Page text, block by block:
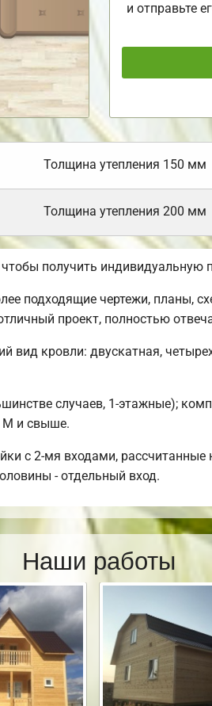
и отправьте
Толщина утепления 150 мм
Толщина утепления 200 мм
получить индивидуальную
подходящие чертежи, планы,
проект, полностью
кровли: двускатная,
случаев, 1-этажные);
М и свыше.
с 2-мя входами,
- отдельный вход.
Наши работы